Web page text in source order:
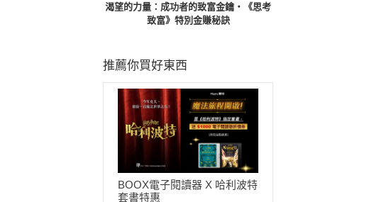
渴望的力量：成功者的致富金鑰‧《思考
致富》特別金賺秘訣
推薦你買好東西
BOOX電子閱讀器 X 哈利波特
套書特惠